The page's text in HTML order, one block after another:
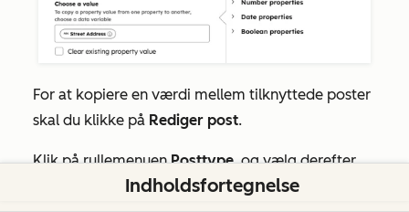
For at kopiere en værdi mellem tilknyttede poster
skal du klikke på Rediger post.
Klik på rullemenuenPosttype, og vælg derefter
, der skal kopieres fra.
Indholdsfortegnelse